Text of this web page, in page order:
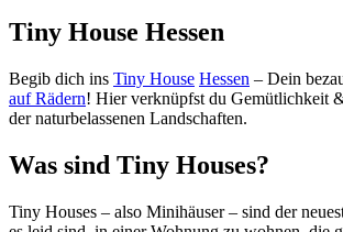
Tiny House Hessen
Begib dich ins Tiny House Hessen – Dein
auf Rädern! Hier verknüpfst du Gemütlichkeit
der naturbelassenen Landschaften.
Was sind Tiny Houses?
Tiny Houses – also Minihäuser – sind der